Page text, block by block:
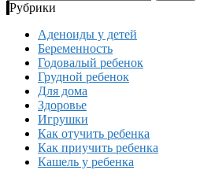
Рубрики
Аденоиды у детей
Беременность
Годовалый ребенок
Грудной ребенок
Для дома
Здоровье
Игрушки
Как отучить ребенка
Как приучить ребенка
Кашель у ребенка